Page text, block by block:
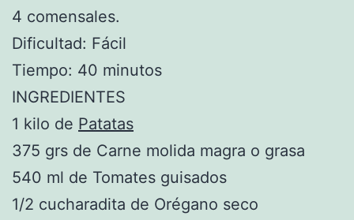
4 comensales.
Dificultad: Fácil
Tiempo: 40 minutos
INGREDIENTES
1 kilo de Patatas
375 grs de Carne molida magra o grasa
540 ml de Tomates guisados
1/2 cucharadita de Orégano seco